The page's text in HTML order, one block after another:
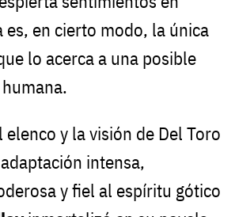
es, en cierto modo, la única
lo acerca a una posible
y la visión de Del Toro
intensa,
y fiel al espíritu gótico